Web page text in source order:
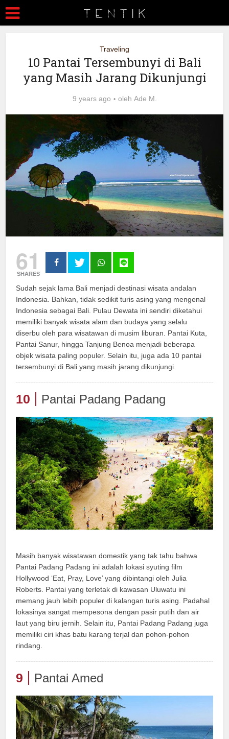
Traveling
10 Pantai Tersembunyi di Bali
yang Masih Jarang Dikunjungi
9 years ago oleh Ade M.
61
SHARES
Sudah sejak lama Bali menjadi destinasi wisata andalan
Indonesia. Bahkan, tidak sedikit turis asing yang mengenal
Indonesia sebagai Bali. Pulau Dewata ini sendiri diketahui
memiliki banyak wisata alam dan budaya yang selalu
diserbu oleh para wisatawan di musim liburan. Pantai Kuta,
Pantai Sanur, hingga Tanjung Benoa menjadi beberapa
objek wisata paling populer. Selain itu, juga ada 10 pantai
tersembunyi di Bali yang masih jarang dikunjungi.
10 Pantai Padang Padang
Masih banyak wisatawan domestik yang tak tahu bahwa
Pantai Padang Padang ini adalah lokasi syuting film
Hollywood ‘Eat, Pray, Love’ yang dibintangi oleh Julia
Roberts. Pantai yang terletak di kawasan Uluwatu ini
memang jauh lebih populer di kalangan turis asing. Padahal
lokasinya sangat mempesona dengan pasir putih dan air
laut yang biru jernih. Selain itu, Pantai Padang Padang juga
memiliki ciri khas batu karang terjal dan pohon-pohon
rindang.
9 Pantai Amed